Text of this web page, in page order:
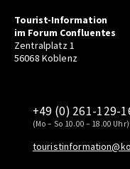
Tourist-Information
im Forum Confluentes
Zentralplatz 1
56068 Koblenz
+49 (0) 261-129-
(Mo – So 10.00 – 18.00 Uhr)